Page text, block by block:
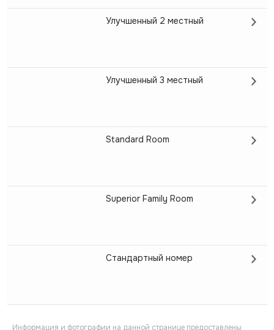
Улучшенный 2 местный
Улучшенный 3 местный
Standard Room
Superior Family Room
Стандартный номер
Информация и фотографии на данной странице предоставлены